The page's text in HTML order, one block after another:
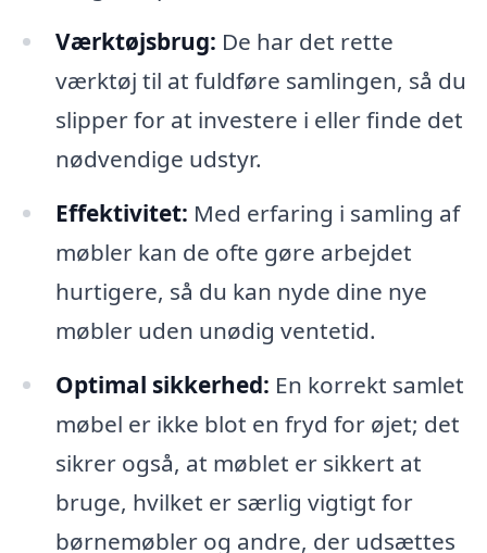
Værktøjsbrug: De har det rette
værktøj til at fuldføre samlingen, så du
slipper for at investere i eller finde det
nødvendige udstyr.
Effektivitet: Med erfaring i samling af
møbler kan de ofte gøre arbejdet
hurtigere, så du kan nyde dine nye
møbler uden unødig ventetid.
Optimal sikkerhed: En korrekt samlet
møbel er ikke blot en fryd for øjet; det
sikrer også, at møblet er sikkert at
bruge, hvilket er særlig vigtigt for
børnemøbler og andre, der udsættes